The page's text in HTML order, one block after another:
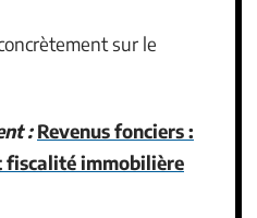
sur le
: Revenus fonciers :
immobilière